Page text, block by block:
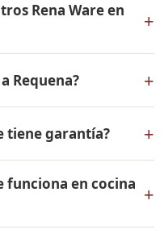
Rena Ware en
+
para conocer
y facilidades
de inicial.
Requena? +
El pago es contra
tiene garantía? +
Todos los
en acero
más alta calidad.
funciona en cocina +